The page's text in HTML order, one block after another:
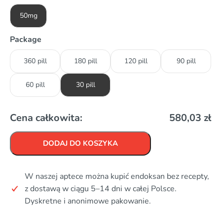
50mg
Package
360 pill 180 pill 120 pill 90 pill
60 pill 30 pill
Cena całkowita: 580,03 zł
DODAJ DO KOSZYKA
W naszej aptece można kupić endoksan bez recepty,
z dostawą w ciągu 5–14 dni w całej Polsce.
Dyskretne i anonimowe pakowanie.